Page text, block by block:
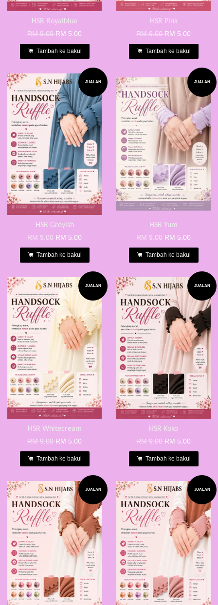
HSR Royalblue
RM 9.00RM 5.00
Tambah ke bakul
HSR Pink
RM 9.00RM 5.00
Tambah ke bakul
JUALAN
HSR Greyish
RM 9.00RM 5.00
Tambah ke bakul
JUALAN
HSR Yum
RM 9.00RM 5.00
Tambah ke bakul
JUALAN
HSR Whitecream
RM 9.00RM 5.00
Tambah ke bakul
JUALAN
HSR Koko
RM 9.00RM 5.00
Tambah ke bakul
JUALAN JUALAN